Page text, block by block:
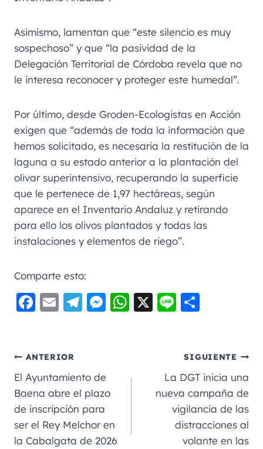
Asimismo, lamentan que “este silencio es muy
sospechoso” y que “la pasividad de la
Delegación Territorial de Córdoba revela que no
le interesa reconocer y proteger este humedal”.
Por último, desde Groden-Ecologistas en Acción
exigen que “además de toda la información que
hemos solicitado, es necesaria la restitución de la
laguna a su estado anterior a la plantación del
olivar superintensivo, recuperando la superficie
que le pertenece de 1,97 hectáreas, según
aparece en el Inventario Andaluz y retirando
para ello los olivos plantados y todas las
instalaciones y elementos de riego”.
Comparte esto:
F
e
b
o
o
k
E
l
Te
m
M
g
W
A
X
Li
p
a
rt
ir
ANTERIOR
El Ayuntamiento de
Baena abre el plazo
de inscripción para
ser el Rey Melchor en
la Cabalgata de 2026
SIGUIENTE
La DGT inicia una
nueva campaña de
vigilancia de las
distracciones al
volante en las